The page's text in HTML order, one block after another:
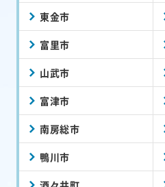
東金市
富里市
山武市
富津市
南房総市
鴨川市